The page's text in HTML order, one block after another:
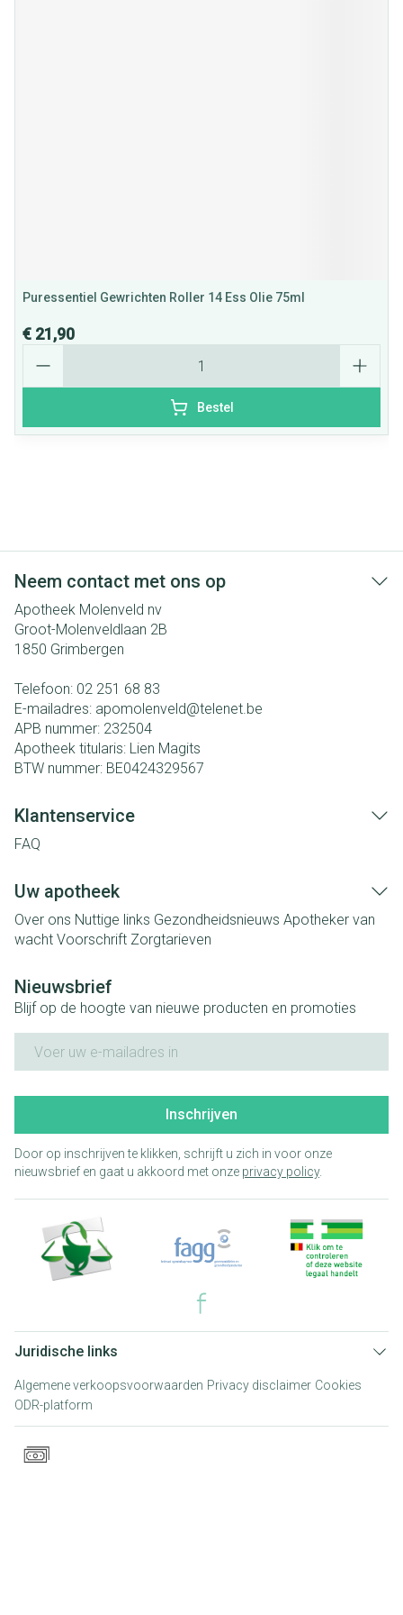
Puressentiel Gewrichten Roller 14 Ess Olie 75ml
€ 21,90
Bestel
Neem contact met ons op
Apotheek Molenveld nv
Groot-Molenveldlaan 2B
1850 Grimbergen
Telefoon: 02 251 68 83
E-mailadres: apomolenveld@telenet.be
APB nummer: 232504
Apotheek titularis: Lien Magits
BTW nummer: BE0424329567
Klantenservice
FAQ
Uw apotheek
Over ons Nuttige links Gezondheidsnieuws Apotheker van
wacht Voorschrift Zorgtarieven
Nieuwsbrief
Blijf op de hoogte van nieuwe producten en promoties
Inschrijven
Door op inschrijven te klikken, schrijft u zich in voor onze
nieuwsbrief en gaat u akkoord met onze privacy policy.
Juridische links
Algemene verkoopsvoorwaarden Privacy disclaimer Cookies
ODR-platform